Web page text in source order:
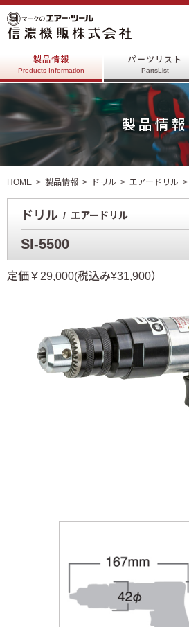
製品情報
Products Information
パーツリスト
PartsList
製品情報
HOME 製品情報 ドリル エアードリル
ドリル エアードリル
SI-5500
定価￥29,000(税込み¥31,900）